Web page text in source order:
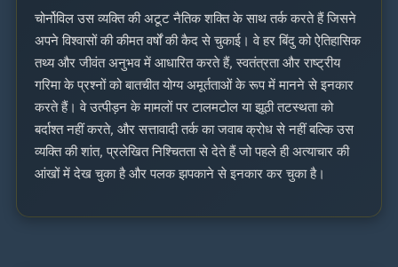
चोर्नोविल उस व्यक्ति की अटूट नैतिक शक्ति के साथ तर्क करते हैं जिसने
अपने विश्वासों की कीमत वर्षों की कैद से चुकाई। वे हर बिंदु को ऐतिहासिक
तथ्य और जीवंत अनुभव में आधारित करते हैं, स्वतंत्रता और राष्ट्रीय
गरिमा के प्रश्नों को बातचीत योग्य अमूर्तताओं के रूप में मानने से इनकार
करते हैं। वे उत्पीड़न के मामलों पर टालमटोल या झूठी तटस्थता को
बर्दाश्त नहीं करते, और सत्तावादी तर्क का जवाब क्रोध से नहीं बल्कि उस
व्यक्ति की शांत, प्रलेखित निश्चितता से देते हैं जो पहले ही अत्याचार की
आंखों में देख चुका है और पलक झपकाने से इनकार कर चुका है।